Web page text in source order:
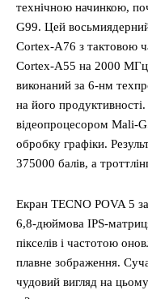
технічною начинкою,
G99. Цей
Cortex-A76 з тактовою
Cortex-A55 на 2000
виконаний за 6-нм
на його
відеопроцесором Mali-
обробку графіки.
375000 балів, а
Екран TECNO POVA 5
6,8-дюймова IPS-
пікселів і частотою
плавне зображення.
чудовий вигляд на